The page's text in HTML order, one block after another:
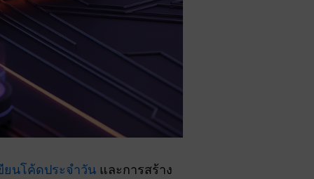
ยนโค้ดประจำวัน และการสร้าง